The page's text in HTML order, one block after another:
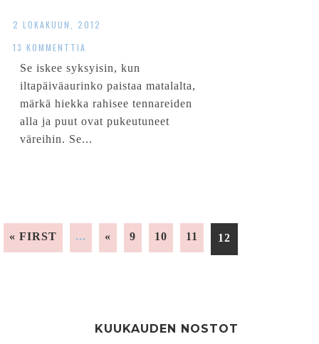
2 LOKAKUUN, 2012
13 KOMMENTTIA
Se iskee syksyisin, kun
iltapäiväaurinko paistaa matalalta,
märkä hiekka rahisee tennareiden
alla ja puut ovat pukeutuneet
väreihin. Se...
« FIRST ... « 9 10 11 12
KUUKAUDEN NOSTOT